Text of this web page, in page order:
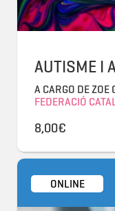
AUTISME I
A CARGO DE ZOE
FEDERACIÓ
8,00€
ONLINE